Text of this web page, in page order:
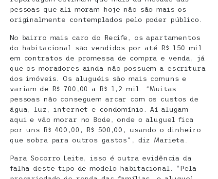
pessoas que ali moram hoje não são mais os
originalmente contemplados pelo poder público.
No bairro mais caro do Recife, os apartamentos
do habitacional são vendidos por até R$ 150 mil
em contratos de promessa de compra e venda, já
que os moradores ainda não possuem a escritura
dos imóveis. Os aluguéis são mais comuns e
variam de R$ 700,00 a R$ 1,2 mil. “Muitas
pessoas não conseguem arcar com os custos de
água, luz, internet e condomínio. Aí alugam
aqui e vão morar no Bode, onde o aluguel fica
por uns R$ 400,00, R$ 500,00, usando o dinheiro
que sobra para outros gastos”, diz Marieta.
Para Socorro Leite, isso é outra evidência da
falha deste tipo de modelo habitacional. “Pela